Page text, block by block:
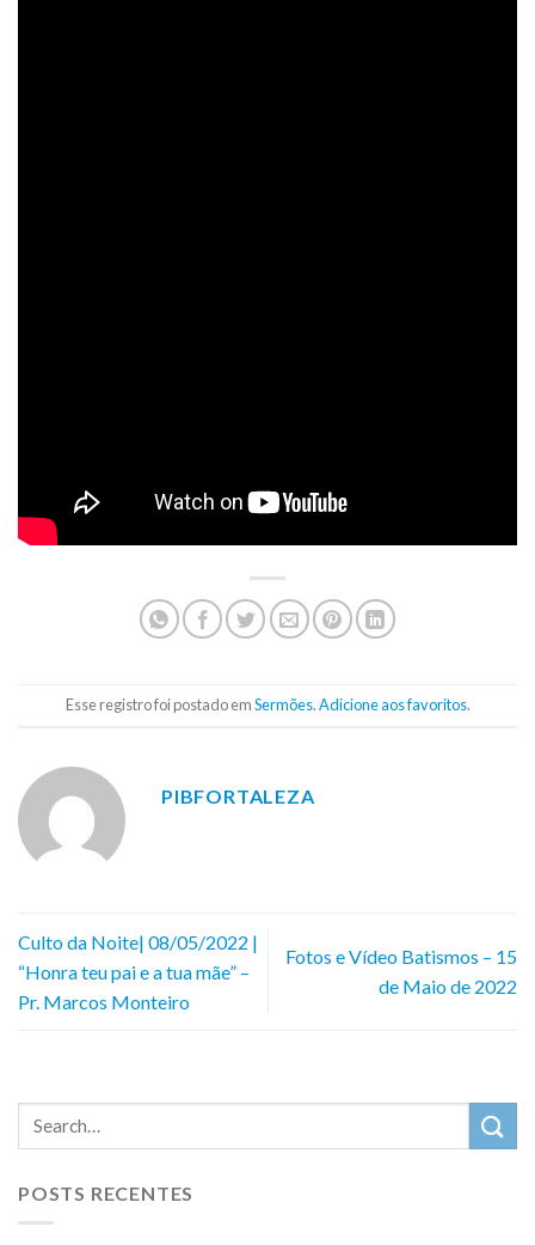
Esse registro foi postado emSermões.Adicione aos favoritos.
PIBFORTALEZA
Culto da Noite| 08/05/2022 |
“Honra teu pai e a tua mãe” –
Pr. Marcos Monteiro
Fotos e Vídeo Batismos – 15
de Maio de 2022
POSTS RECENTES